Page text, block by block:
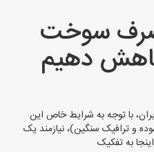
ها سوخت
دهیم
با توجه به شرایط خاص این
و ترافیک سنگین)، نیازمند یک
به تفکیک